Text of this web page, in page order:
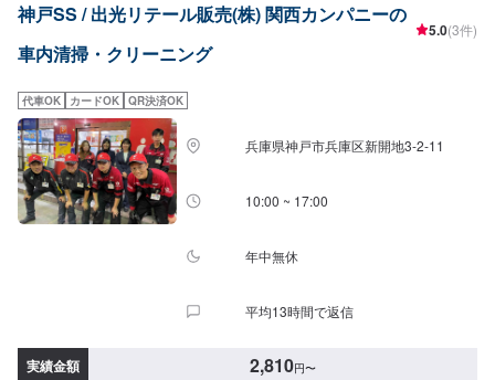
神戸SS / 出光リテール販売(株) 関西カンパニーの
車内清掃・クリーニング
5.0(3件)
代車OK カードOK QR決済OK
兵庫県神戸市兵庫区新開地3-2-11
10:00 ~ 17:00
年中無休
平均13時間で返信
実績金額 2,810円〜